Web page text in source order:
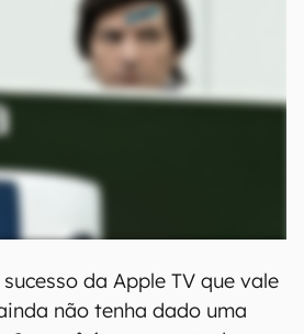
da Apple TV que vale
não tenha dado uma